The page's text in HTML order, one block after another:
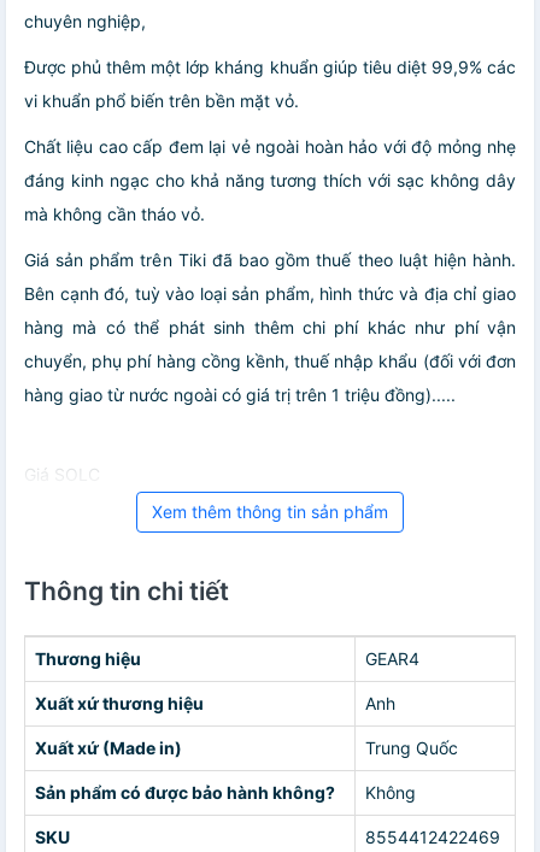
chuyên nghiệp,
Được phủ thêm một lớp kháng khuẩn giúp tiêu diệt 99,9% các
vi khuẩn phổ biến trên bền mặt vỏ.
Chất liệu cao cấp đem lại vẻ ngoài hoàn hảo với độ mỏng nhẹ
đáng kinh ngạc cho khả năng tương thích với sạc không dây
mà không cần tháo vỏ.
Giá sản phẩm trên Tiki đã bao gồm thuế theo luật hiện hành.
Bên cạnh đó, tuỳ vào loại sản phẩm, hình thức và địa chỉ giao
hàng mà có thể phát sinh thêm chi phí khác như phí vận
chuyển, phụ phí hàng cồng kềnh, thuế nhập khẩu (đối với đơn
hàng giao từ nước ngoài có giá trị trên 1 triệu đồng).....
Giá SOLC
Xem thêm thông tin sản phẩm
Thông tin chi tiết
Thương hiệu GEAR4
Xuất xứ thương hiệu Anh
Xuất xứ (Made in) Trung Quốc
Sản phẩm có được bảo hành không? Không
SKU 8554412422469